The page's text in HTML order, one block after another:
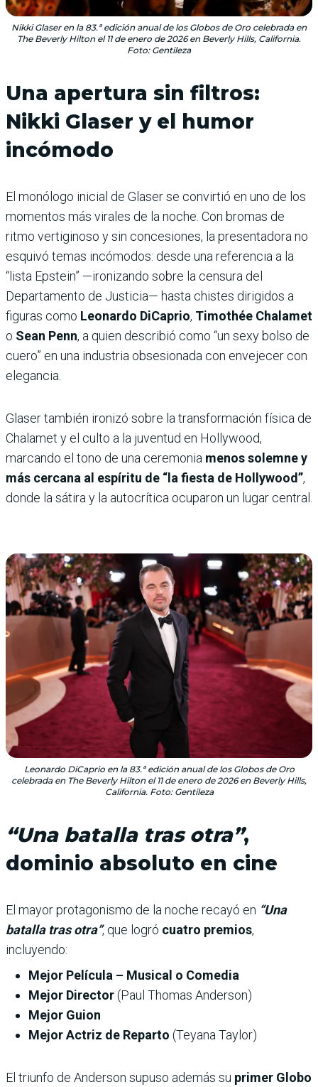
Nikki Glaser en la 83.ª edición anual de los Globos de Oro celebrada en
The Beverly Hilton el 11 de enero de 2026 en Beverly Hills, California.
Foto: Gentileza
Una apertura sin filtros:
Nikki Glaser y el humor
incómodo
El monólogo inicial de Glaser se convirtió en uno de los
momentos más virales de la noche. Con bromas de
ritmo vertiginoso y sin concesiones, la presentadora no
esquivó temas incómodos: desde una referencia a la
“lista Epstein” —ironizando sobre la censura del
Departamento de Justicia— hasta chistes dirigidos a
figuras como Leonardo DiCaprio, Timothée Chalamet
o Sean Penn, a quien describió como “un sexy bolso de
cuero” en una industria obsesionada con envejecer con
elegancia.
Glaser también ironizó sobre la transformación física de
Chalamet y el culto a la juventud en Hollywood,
marcando el tono de una ceremonia menos solemne y
más cercana al espíritu de “la fiesta de Hollywood”,
donde la sátira y la autocrítica ocuparon un lugar central.
Leonardo DiCaprio en la 83.ª edición anual de los Globos de Oro
celebrada en The Beverly Hilton el 11 de enero de 2026 en Beverly Hills,
California. Foto: Gentileza
“Una batalla tras otra”,
dominio absoluto en cine
El mayor protagonismo de la noche recayó en “Una
batalla tras otra”, que logró cuatro premios,
incluyendo:
Mejor Película – Musical o Comedia
Mejor Director(Paul Thomas Anderson)
Mejor Guion
Mejor Actriz de Reparto (Teyana Taylor)
El triunfo de Anderson supuso además su primer Globo